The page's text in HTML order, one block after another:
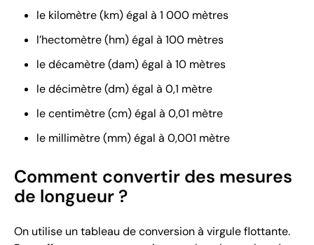
le kilomètre (km) égal à 1 000 mètres
l’hectomètre (hm) égal à 100 mètres
le décamètre (dam) égal à 10 mètres
le décimètre (dm) égal à 0,1 mètre
le centimètre (cm) égal à 0,01 mètre
le millimètre (mm) égal à 0,001 mètre
Comment convertir des mesures
de longueur ?
On utilise un tableau de conversion à virgule flottante.